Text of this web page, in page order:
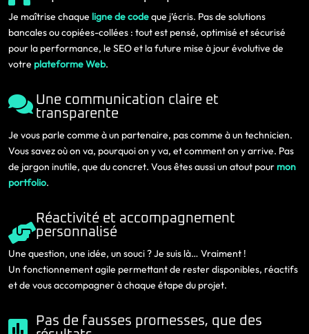
Je maîtrise chaque ligne de codeque j’écris. Pas de solutions
bancales ou copiées-collées : tout est pensé, optimisé et sécurisé
pour la performance, le SEO et la future mise à jour évolutive de
votre plateforme Web.
 Une communication claire et
transparente
Je vous parle comme à un partenaire, pas comme à un technicien.
Vous savez où on va, pourquoi on y va, et comment on y arrive. Pas
de jargon inutile, que du concret. Vous êtes aussi un atout pour mon
portfolio.

Réactivité et accompagnement
personnalisé
Une question, une idée, un souci ? Je suis là… Vraiment !
Un fonctionnement agile permettant de rester disponibles, réactifs
et de vous accompagner à chaque étape du projet.

Pas de fausses promesses, que des